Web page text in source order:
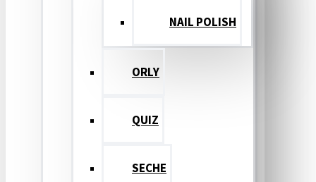
NAIL POLISH
ORLY
QUIZ
SECHE